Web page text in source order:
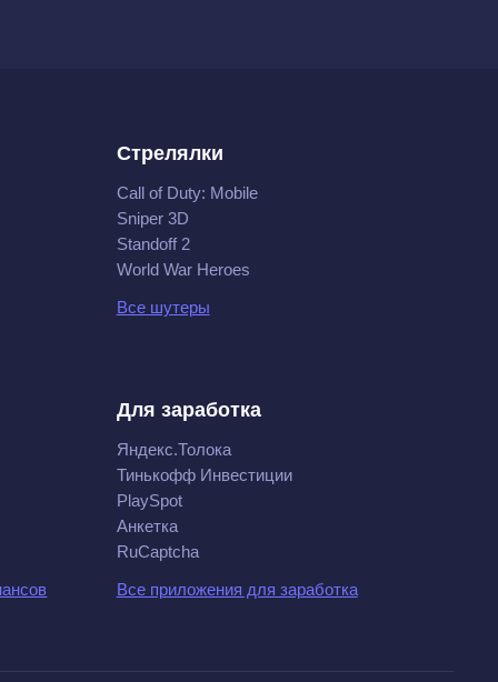
Стрелялки
Call of Duty: Mobile
Sniper 3D
Standoff 2
World War Heroes
Все шутеры
Для заработка
Яндекс.Толока
Тинькофф Инвестиции
PlaySpot
Анкетка
RuCaptcha
Все приложения для заработка